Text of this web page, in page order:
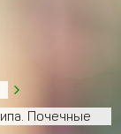
Почечные